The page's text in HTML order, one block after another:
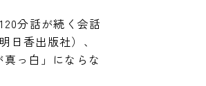
分話が続く会話
日香出版社）、
真っ白」にならな